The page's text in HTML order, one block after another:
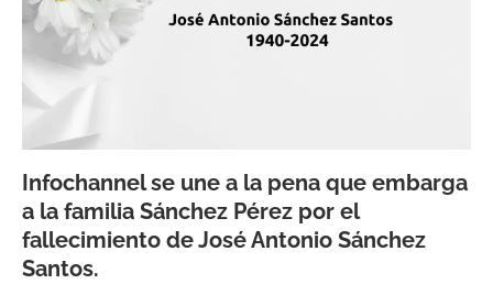
Infochannel se une a la pena que embarga
a la familia Sánchez Pérez por el
fallecimiento de José Antonio Sánchez
Santos.